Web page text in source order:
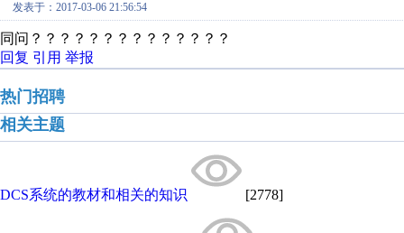
发表于：2017-03-06 21:56:54
同问？？？？？？？？？？？？？？
回复 引用 举报
热门招聘
相关主题
DCS系统的教材和相关的知识 [2778]